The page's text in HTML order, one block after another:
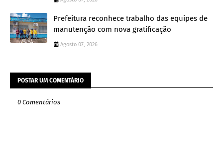
Prefeitura reconhece trabalho das equipes de
manutenção com nova gratificação
Agosto 07, 2026
POSTAR UM COMENTÁRIO
0 Comentários